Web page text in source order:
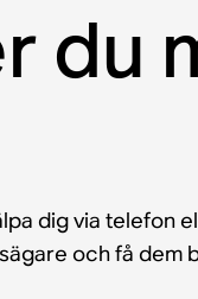
du
dig via telefon
och få dem